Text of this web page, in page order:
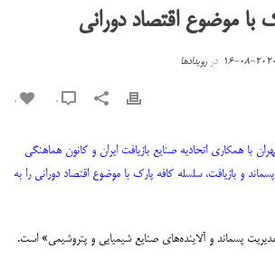
با موضوع اقتصاد دورانی
2020-08-16 در رویدادها
0
با همکاری اتحادیه صنایع بازیافت ایران و کانون هماهنگی
و بازیافت، سلسله کافه پارک‌ با موضوع اقتصاد دورانی را به
پسماند و آلاینده‌های صنایع شیمیایی و پتروشیمی» است.